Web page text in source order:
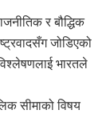
र बौद्धिक
जोडिएको
भारतले
सीमाको विषय